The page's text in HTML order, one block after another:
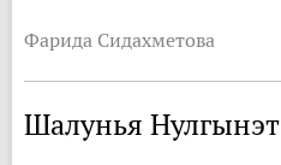
Фарида Сидахметова
Шалунья Нулгынэт